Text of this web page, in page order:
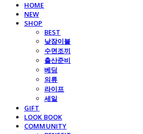
HOME
NEW
SHOP
BEST
낮잠이불
수면조끼
출산준비
베딩
의류
라이프
세일
GIFT
LOOK BOOK
COMMUNITY